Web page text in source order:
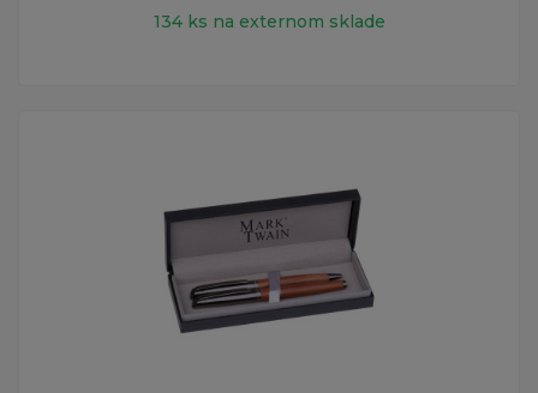
134 ks na externom sklade